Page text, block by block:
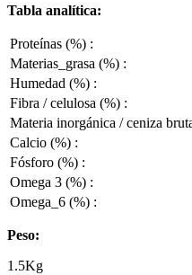
Tabla analítica:
Proteínas (%) :
Materias_grasa (%) :
Humedad (%) :
Fibra / celulosa (%) :
Materia inorgánica / ceniza
Calcio (%) :
Fósforo (%) :
Omega 3 (%) :
Omega_6 (%) :
Peso:
1.5Kg